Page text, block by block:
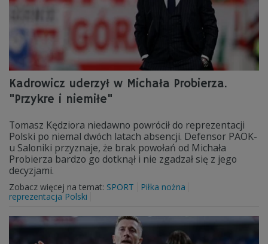
Kadrowicz uderzył w Michała Probierza.
"Przykre i niemiłe"
Tomasz Kędziora niedawno powrócił do reprezentacji
Polski po niemal dwóch latach absencji. Defensor PAOK-
u Saloniki przyznaje, że brak powołań od Michała
Probierza bardzo go dotknął i nie zgadzał się z jego
decyzjami.
Zobacz więcej na temat: SPORT
Piłka nożna
reprezentacja Polski